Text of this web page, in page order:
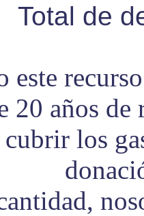
Total de
este
20 años
los